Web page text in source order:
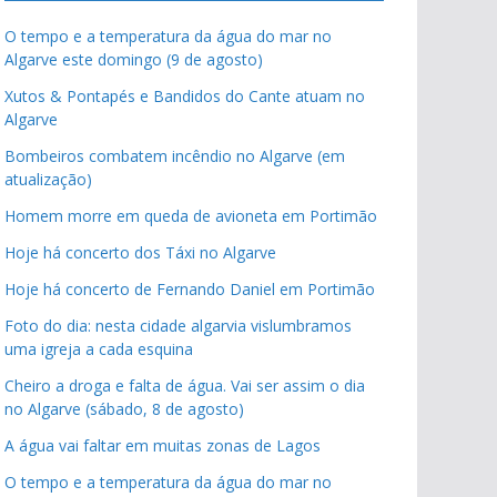
O tempo e a temperatura da água do mar no
Algarve este domingo (9 de agosto)
Xutos & Pontapés e Bandidos do Cante atuam no
Algarve
Bombeiros combatem incêndio no Algarve (em
atualização)
Homem morre em queda de avioneta em Portimão
Hoje há concerto dos Táxi no Algarve
Hoje há concerto de Fernando Daniel em Portimão
Foto do dia: nesta cidade algarvia vislumbramos
uma igreja a cada esquina
Cheiro a droga e falta de água. Vai ser assim o dia
no Algarve (sábado, 8 de agosto)
A água vai faltar em muitas zonas de Lagos
O tempo e a temperatura da água do mar no